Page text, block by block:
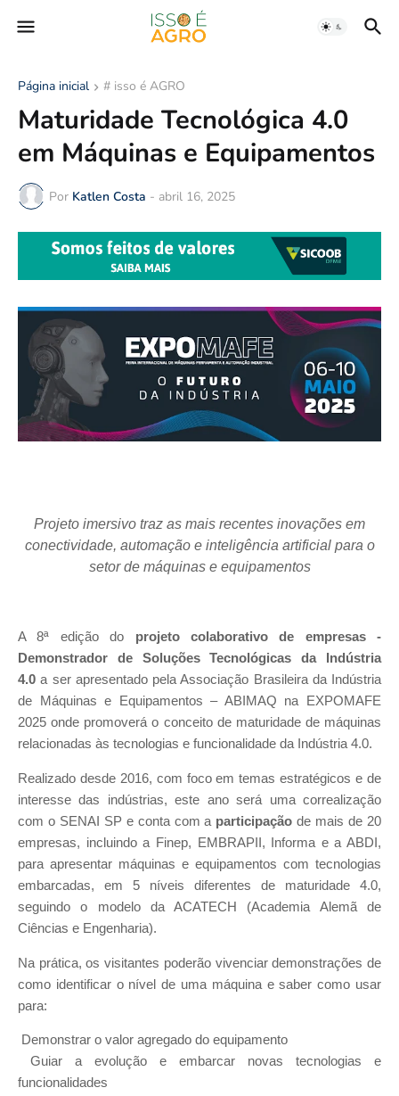
Página inicial # isso é AGRO
Maturidade Tecnológica 4.0
em Máquinas e Equipamentos
Por Katlen Costa - abril 16, 2025
Projeto imersivo traz as mais recentes inovações em
conectividade, automação e inteligência artificial para o
setor de máquinas e equipamentos
A 8ª edição do projeto colaborativo de empresas -
Demonstrador de Soluções Tecnológicas da Indústria
4.0a ser apresentado pela Associação Brasileira da Indústria
de Máquinas e Equipamentos – ABIMAQ na EXPOMAFE
2025 onde promoverá o conceito de maturidade de máquinas
relacionadas às tecnologias e funcionalidade da Indústria 4.0.
Realizado desde 2016, com foco em temas estratégicos e de
interesse das indústrias, este ano será uma correalização
com o SENAI SP e conta com a participação de mais de 20
empresas, incluindo a Finep, EMBRAPII, Informa e a ABDI,
para apresentar máquinas e equipamentos com tecnologias
embarcadas, em 5 níveis diferentes de maturidade 4.0,
seguindo o modelo da ACATECH (Academia Alemã de
Ciências e Engenharia).
Na prática, os visitantes poderão vivenciar demonstrações de
como identificar o nível de uma máquina e saber como usar
para:
Demonstrar o valor agregado do equipamento
Guiar a evolução e embarcar novas tecnologias e
funcionalidades